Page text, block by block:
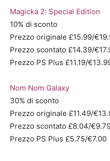
Magicka 2: Special Edition
10% di sconto
Prezzo originale £15.99/
Prezzo scontato £14.39/
Prezzo PS Plus £11.19/
Nom Nom Galaxy
30% di sconto
Prezzo originale £11.49/
Prezzo scontato £8.04/
Prezzo PS Plus £5.75/€7.00